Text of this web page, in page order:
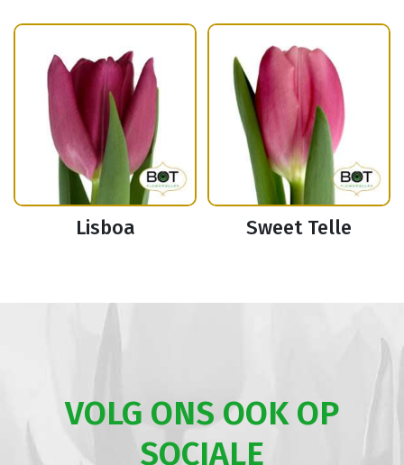
Lisboa Sweet Telle
VOLG ONS OOK OP
SOCIALE